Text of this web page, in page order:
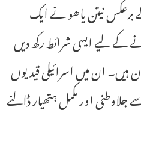
نیتن یاھو نے ایک
کے لیے ایسی شرائط رکھ دیں
ہیں۔ ان میں اسرائیلی قیدیوں
اور مکمل ہتھیار ڈالنے